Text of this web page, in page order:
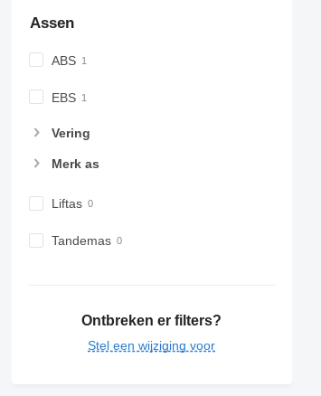
Assen
ABS
EBS
Vering
Merk as
Liftas
Tandemas
Ontbreken er filters?
Stel een wijziging voor